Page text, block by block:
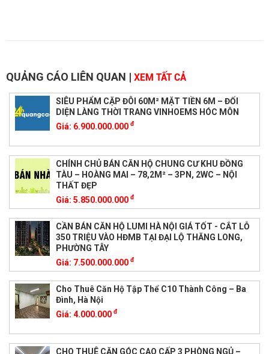
QUẢNG CÁO LIÊN QUAN | XEM TẤT CẢ
SIÊU PHẨM CẶP ĐÔI 60M² MẶT TIỀN 6M – ĐỐI
DIỆN LÀNG THỜI TRANG VINHOEMS HÓC MÔN
Giá: 6.900.000.000 đ
CHÍNH CHỦ BÁN CĂN HỘ CHUNG CƯ KHU ĐỒNG
TÀU – HOÀNG MAI – 78,2M² – 3PN, 2WC – NỘI
THẤT ĐẸP
Giá: 5.850.000.000 đ
CẦN BÁN CĂN HỘ LUMI HÀ NỘI GIÁ TỐT - CẮT LỖ
350 TRIỆU VÀO HĐMB TẠI ĐẠI LỘ THĂNG LONG,
PHƯỜNG TÂY
Giá: 7.500.000.000 đ
Cho Thuê Căn Hộ Tập Thể C10 Thành Công – Ba
Đình, Hà Nội
Giá: 4.000.000 đ
CHO THUÊ CĂN GÓC CAO CẤP 3 PHÒNG NGỦ –